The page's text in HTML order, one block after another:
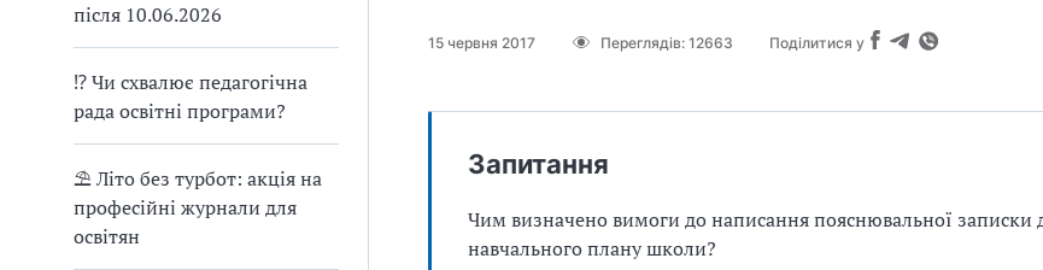
після 10.06.2026
⁉ Чи схвалює педагогічна
рада освітні програми?
⛱ Літо без турбот: акція на
професійні журнали для
освітян
15 червня 2017 Переглядів: 12663 Поділитися у
Запитання
Чим визначено вимоги до написання пояснювальної записки
навчального плану школи?